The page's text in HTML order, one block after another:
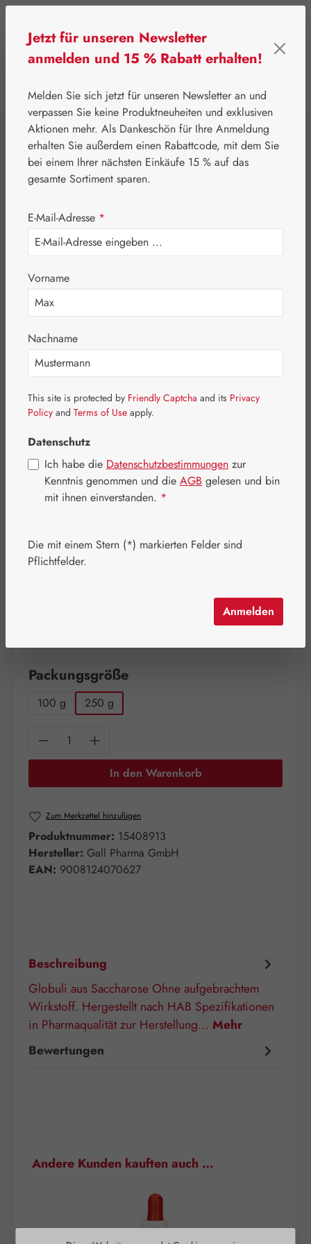
⌂ Gall Pharma Neutralglobuli
Neutralglobuli
Größe 6 GPH
Bildergalerie überspringen
Regulärer Preis:
23,70 €
Inhalt:0.25 Kilogramm
Schnell zuschlagen! Es sind nur noch wenige Artikel
Packungsgrößeauswählen
100 g 250 g
Produkt Anzahl: Gib den gewünschten
In den Warenkorb
Zum Merkzettel hinzufügen
Produktnummer: 15408913
Hersteller: Gall Pharma GmbH
EAN: 9008124070627
Beschreibung
Globuli aus Saccharose Ohne aufgebrachtem
Wirkstoff. Hergestellt nach HAB Spezifikationen
in Pharmaqualität zur Herstellung… Mehr
Bewertungen
Produktgalerie überspringen
Andere Kunden kauften auch …
Jetzt für unseren Newsletter
anmelden und 15 % Rabatt erhalten!
Melden Sie sich jetzt für unseren Newsletter an und
verpassen Sie keine Produktneuheiten und exklusiven
Aktionen mehr. Als Dankeschön für Ihre Anmeldung
erhalten Sie außerdem einen Rabattcode, mit dem Sie
bei einem Ihrer nächsten Einkäufe 15 % auf das
gesamte Sortiment sparen.
E-Mail-Adresse *
Vorname
Nachname
This site is protected by Friendly Captcha and its Privacy
Policy and Terms of Use apply.
Datenschutz
Ich habe die Datenschutzbestimmungen zur
Kenntnis genommen und die AGB gelesen und bin
mit ihnen einverstanden. *
Die mit einem Stern (*) markierten Felder sind
Pflichtfelder.
Anmelden